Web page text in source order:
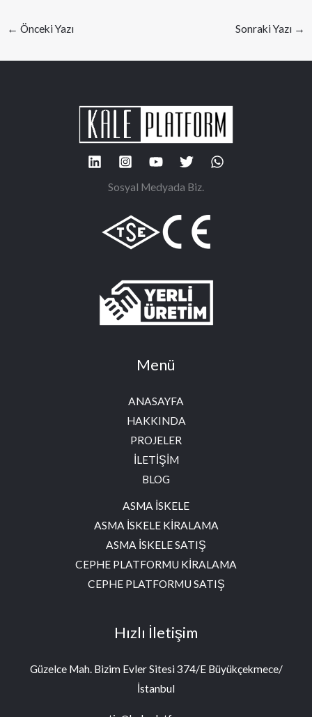
← Önceki Yazı Sonraki Yazı →
Sosyal Medyada Biz.
Menü
ANASAYFA
HAKKINDA
PROJELER
İLETİŞİM
BLOG
ASMA İSKELE
ASMA İSKELE KİRALAMA
ASMA İSKELE SATIŞ
CEPHE PLATFORMU KİRALAMA
CEPHE PLATFORMU SATIŞ
Hızlı İletişim
Güzelce Mah. Bizim Evler Sitesi 374/E Büyükçekmece/
İstanbul